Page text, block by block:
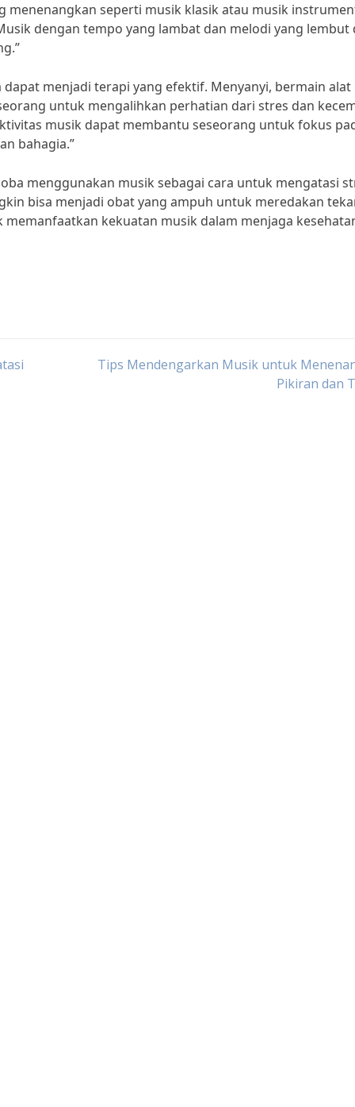
menenangkan seperti musik klasik atau musik
dengan tempo yang lambat dan melodi yang lembut
menjadi terapi yang efektif. Menyanyi, bermain alat
untuk mengalihkan perhatian dari stres dan
musik dapat membantu seseorang untuk fokus
bahagia.”
menggunakan musik sebagai cara untuk mengatasi
bisa menjadi obat yang ampuh untuk meredakan
kekuatan musik dalam menjaga
Tips Mendengarkan Musik untuk
Pikiran dan